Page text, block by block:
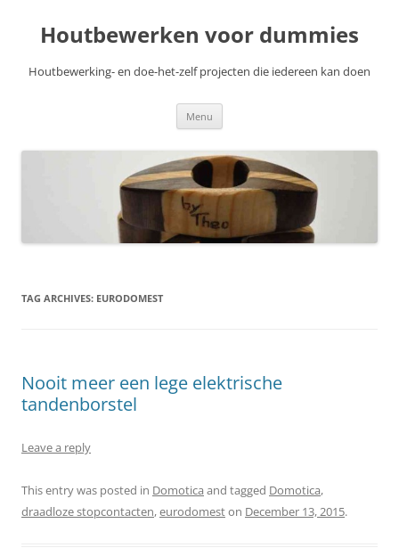
content
Houtbewerken voor dummies
Houtbewerking- en doe-het-zelf projecten die iedereen kan doen
Menu
TAG ARCHIVES: EURODOMEST
Nooit meer een lege elektrische
tandenborstel
Leave a reply
This entry was posted in Domotica and tagged Domotica,
draadloze stopcontacten,eurodomeston December 13, 2015.